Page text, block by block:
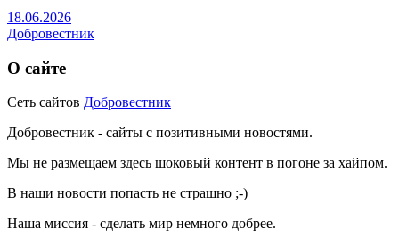
18.06.2026
Добровестник
О сайте
Сеть сайтов Добровестник
Добровестник - сайты с позитивными новостями.
Мы не размещаем здесь шоковый контент в погоне за хайпом.
В наши новости попасть не страшно ;-)
Наша миссия - сделать мир немного добрее.